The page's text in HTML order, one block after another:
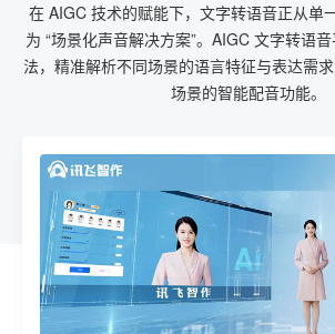
在 AIGC 技术的赋能下，文字转语音正从单
为 “场景化声音解决方案”。AIGC 文字转语
法，精准解析不同场景的语言特征与表达需
场景的智能配音功能。